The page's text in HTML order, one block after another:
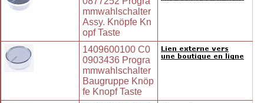
mmwahlschalter
Assy. Knöpfe Kn
opf Taste
1409600100 C0
0903436 Progra
mmwahlschalter
Baugruppe Knöp
fe Knopf Taste